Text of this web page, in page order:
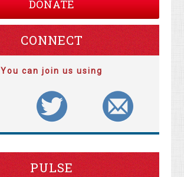
DONATE
CONNECT
You can join us using
PULSE